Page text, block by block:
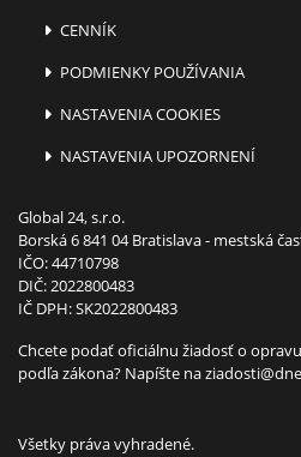
CENNÍK
PODMIENKY POUŽÍVANIA
NASTAVENIA COOKIES
NASTAVENIA UPOZORNENÍ
Global 24, s.r.o.
Borská 6 841 04 Bratislava - mestská
IČO: 44710798
DIČ: 2022800483
IČ DPH: SK2022800483
Chcete podať oficiálnu žiadosť o
podľa zákona? Napíšte na
Všetky práva vyhradené.